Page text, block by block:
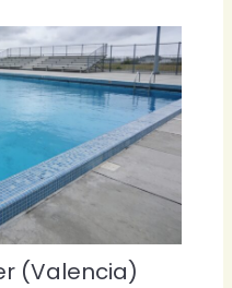
(Valencia)